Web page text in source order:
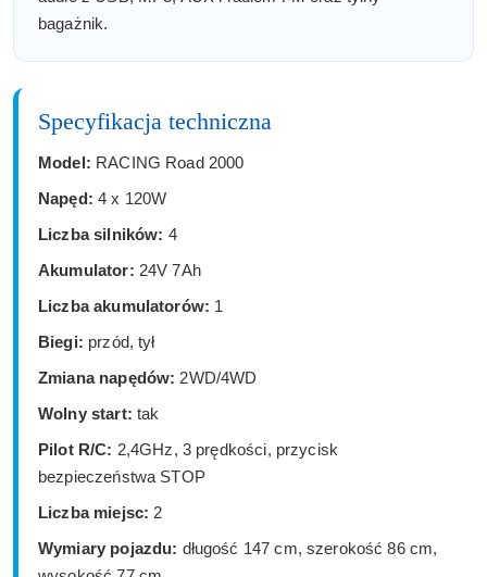
bagażnik.
Specyfikacja techniczna
Model: RACING Road 2000
Napęd: 4 x 120W
Liczba silników: 4
Akumulator: 24V 7Ah
Liczba akumulatorów: 1
Biegi: przód, tył
Zmiana napędów: 2WD/4WD
Wolny start: tak
Pilot R/C: 2,4GHz, 3 prędkości, przycisk
bezpieczeństwa STOP
Liczba miejsc: 2
Wymiary pojazdu: długość 147 cm, szerokość 86 cm,